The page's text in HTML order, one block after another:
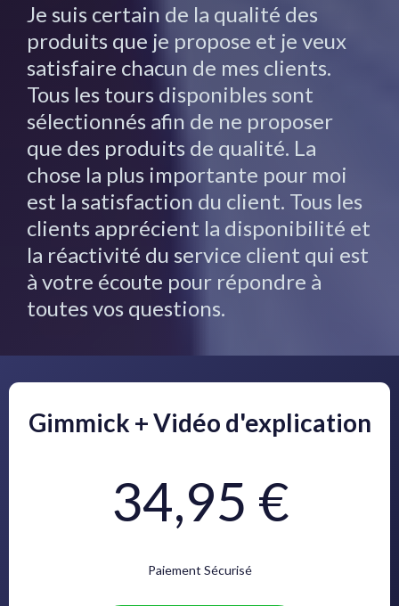
Je suis certain de la qualité des
produits que je propose et je veux
satisfaire chacun de mes clients.
Tous les tours disponibles sont
sélectionnés afin de ne proposer
que des produits de qualité. La
chose la plus importante pour moi
est la satisfaction du client. Tous les
clients apprécient la disponibilité et
la réactivité du service client qui est
à votre écoute pour répondre à
toutes vos questions.
Gimmick + Vidéo d'explication
34,95 €
Paiement Sécurisé